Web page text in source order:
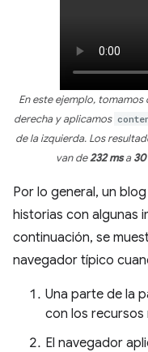
En este ejemplo,
derecha y aplicamos
de la izquierda. Los
van de232 msa30
Por lo general, un
historias con algunas
continuación, se
navegador típico
Una parte de la
con los recursos
El navegador